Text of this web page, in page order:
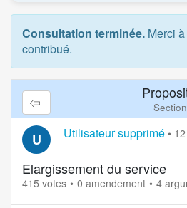
Consultation terminée. Merci
contribué.
U Utilisateur supprimé •
Elargissement du service
415 votes 0 amendement 4